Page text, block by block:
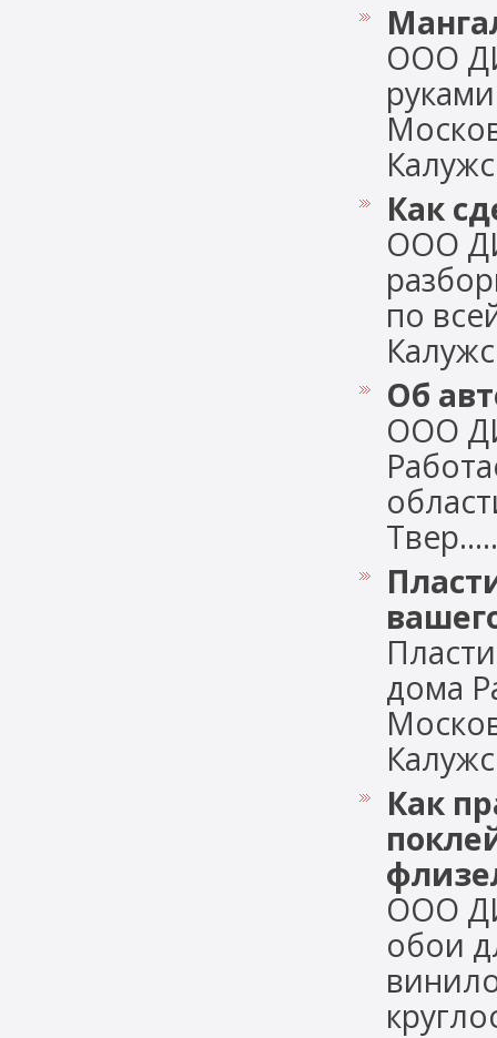
ООО
Как
ООО
по
Об
ООО
дома
Как
ООО
обои